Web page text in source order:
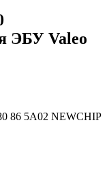
ЭБУ Valeo
86 5A02 NEWCHIP